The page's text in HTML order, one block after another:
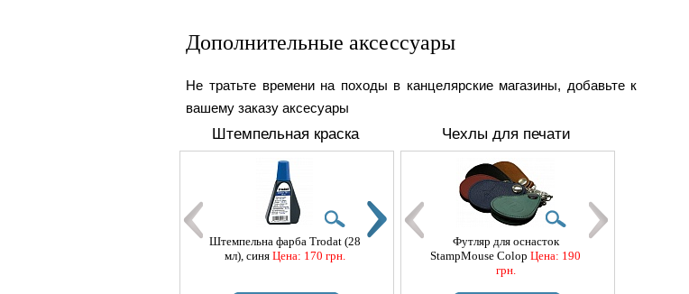
Дополнительные аксессуары
Не тратьте времени на походы в канцелярские магазины, добавьте к
вашему заказу аксесуары
Штемпельная краска
Штемпельна фарба Trodat (28
мл), синя Цена: 170 грн.
Штемпельна фарба Trodat (28
мл), чорнаЦена: 170 грн.
Штемпельна фарба Trodat (28
мл), червона
Чехлы для печати
Футляр для оснасток
StampMouse ColopЦена: 190
грн.